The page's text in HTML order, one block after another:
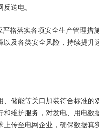
送电。
格落实各项安全生产管理
及各类安全风险，持续提
储能等关口加装符合标准
维护服务，对发电、用电
上传至电网企业，确保数据